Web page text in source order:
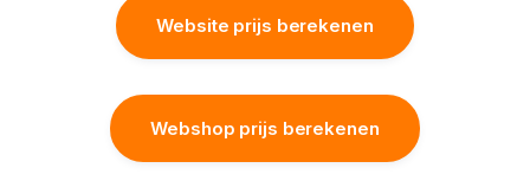
Website prijs berekenen
Webshop prijs berekenen